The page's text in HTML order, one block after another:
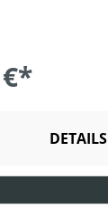
DETAILS